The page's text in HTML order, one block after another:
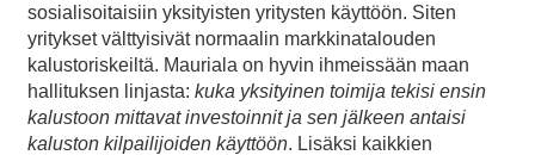
sosialisoitaisiin yksityisten yritysten käyttöön. Siten
yritykset välttyisivät normaalin markkinatalouden
kalustoriskeiltä. Mauriala on hyvin ihmeissään maan
hallituksen linjasta: kuka yksityinen toimija tekisi ensin
kalustoon mittavat investoinnit ja sen jälkeen antaisi
kaluston kilpailijoiden käyttöön. Lisäksi kaikkien